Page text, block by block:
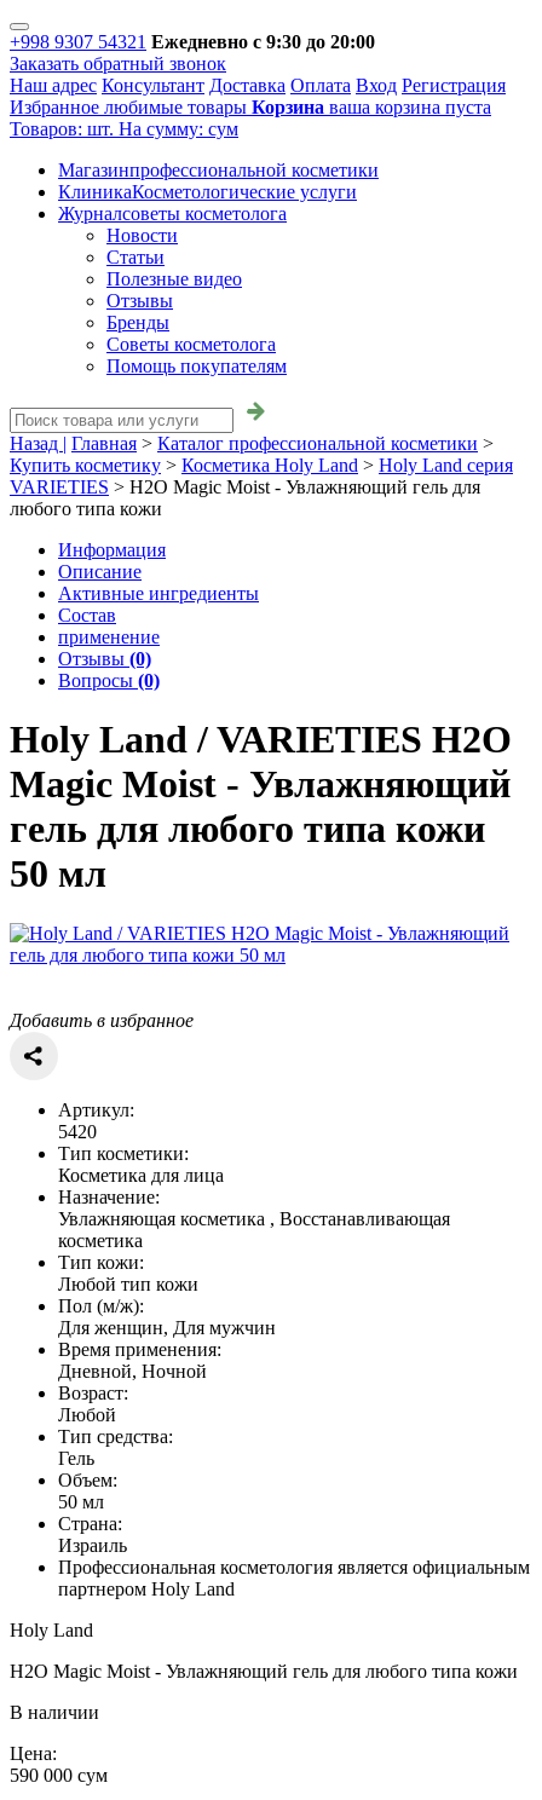
+998 9307 54321 Ежедневно с 9:30 до 20:00
Заказать обратный звонок
Наш адрес Консультант Доставка Оплата Вход Регистрация
Избранное любимые товары Корзина ваша корзина пуста
Товаров: шт. На сумму: сум
Магазинпрофессиональной косметики
КлиникаКосметологические услуги
Журналсоветы косметолога
Новости
Статьи
Полезные видео
Отзывы
Бренды
Советы косметолога
Помощь покупателям
Назад | Главная > Каталог профессиональной косметики >
Купить косметику > Косметика Holy Land > Holy Land серия
VARIETIES > H2O Magic Moist - Увлажняющий гель для
любого типа кожи
Информация
Описание
Активные ингредиенты
Состав
применение
Отзывы (0)
Вопросы (0)
Holy Land / VARIETIES H2O
Magic Moist - Увлажняющий
гель для любого типа кожи
50 мл
Добавить в избранное
Артикул:
5420
Тип косметики:
Косметика для лица
Назначение:
Увлажняющая косметика , Восстанавливающая
косметика
Тип кожи:
Любой тип кожи
Пол (м/ж):
Для женщин, Для мужчин
Время применения:
Дневной, Ночной
Возраст:
Любой
Тип средства:
Гель
Объем:
50 мл
Страна:
Израиль
Профессиональная косметология является официальным
партнером Holy Land
Holy Land
H2O Magic Moist - Увлажняющий гель для любого типа кожи
В наличии
Цена:
590 000 сум